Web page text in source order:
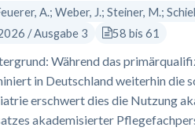
A.; Weber, J.; Steiner, M.;
/ Ausgabe 3
58 bis 61
Während das
in Deutschland weiterhin die
erschwert dies die Nutzung
akademisierter